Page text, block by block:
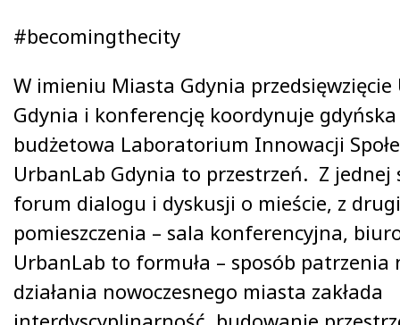
#becomingthecity
W imieniu Miasta Gdynia przedsięwzięcie
Gdynia i konferencję koordynuje
budżetowa Laboratorium Innowacji
UrbanLab Gdynia to przestrzeń. Z
forum dialogu i dyskusji o mieście, z
pomieszczenia – sala konferencyjna,
UrbanLab to formuła – sposób patrzenia
działania nowoczesnego miasta zakłada